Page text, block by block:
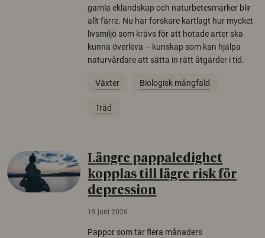
gamla eklandskap och naturbetesmarker blir
allt färre. Nu har forskare kartlagt hur mycket
livsmiljö som krävs för att hotade arter ska
kunna överleva – kunskap som kan hjälpa
naturvårdare att sätta in rätt åtgärder i tid.
Växter Biologisk mångfald
Träd
Längre pappaledighet
kopplas till lägre risk för
depression
19 juni 2026
Pappor som tar flera månaders